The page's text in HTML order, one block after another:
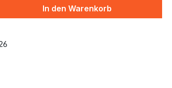
den gewünschten Wert
In den Warenkorb